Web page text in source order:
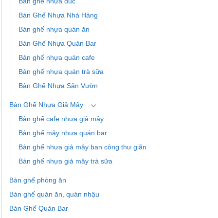
Bàn Ghế Nhựa Nhà Hàng
Bàn ghế nhựa quán ăn
Bàn Ghế Nhựa Quán Bar
Bàn ghế nhựa quán cafe
Bàn ghế nhựa quán trà sữa
Bàn Ghế Nhựa Sân Vườn
Bàn Ghế Nhựa Giả Mây
Bàn ghế cafe nhựa giả mây
Bàn ghế mây nhựa quán bar
Bàn ghế nhựa giả mây ban công thư giãn
Bàn ghế nhựa giả mây trà sữa
Bàn ghế phòng ăn
Bàn ghế quán ăn, quán nhậu
Bàn Ghế Quán Bar